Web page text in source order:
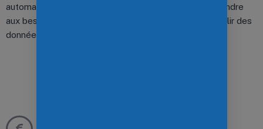
automatiques (orbite, cylindre, grille, etc.), afin de répondre
aux besoins spécifiques de votre mission et de recueillir des
données exploitables.